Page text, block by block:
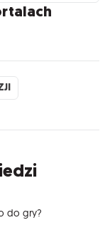
do gry?